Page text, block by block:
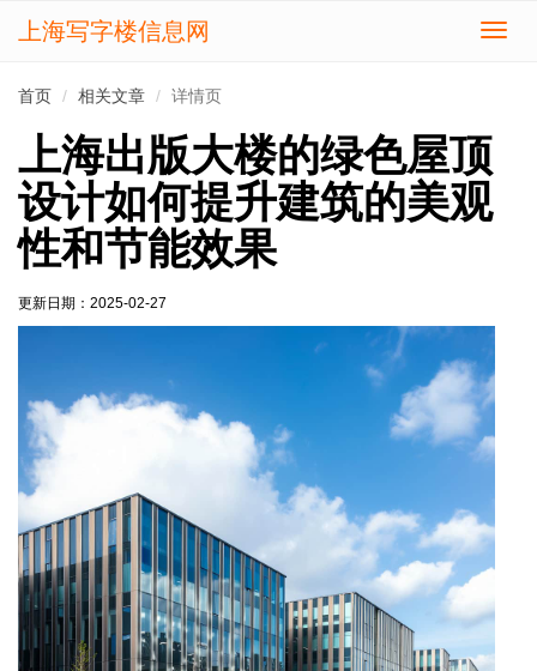
切
上海写字楼信息网
首页 相关文章 详情页
上海出版大楼的绿色屋顶
设计如何提升建筑的美观
性和节能效果
更新日期： 2025-02-27